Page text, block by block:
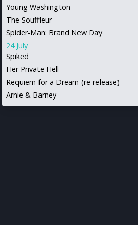
Young Washington
The Souffleur
Spider-Man: Brand New Day
24 July
Spiked
Her Private Hell
Requiem for a Dream (re-release)
Arnie & Barney